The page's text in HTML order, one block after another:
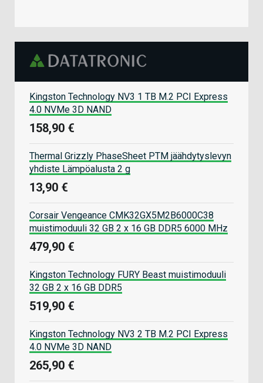
Kingston Technology NV3 1 TB M.2 PCI Express
4.0 NVMe 3D NAND
158,90 €
Thermal Grizzly PhaseSheet PTM jäähdytyslevyn
yhdiste Lämpöalusta 2 g
13,90 €
Corsair Vengeance CMK32GX5M2B6000C38
muistimoduuli 32 GB 2 x 16 GB DDR5 6000 MHz
479,90 €
Kingston Technology FURY Beast muistimoduuli
32 GB 2 x 16 GB DDR5
519,90 €
Kingston Technology NV3 2 TB M.2 PCI Express
4.0 NVMe 3D NAND
265,90 €